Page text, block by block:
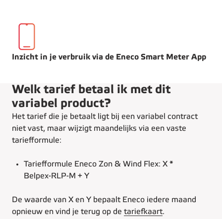
Inzicht in je verbruik via de Eneco Smart Meter App
Welk tarief betaal ik met dit
variabel product?
Het tarief die je betaalt ligt bij een variabel contract
niet vast, maar wijzigt maandelijks via een vaste
tariefformule:
Tariefformule Eneco Zon & Wind Flex: X *
Belpex-RLP-M + Y
De waarde van X en Y bepaalt Eneco iedere maand
opnieuw en vind je terug op de tariefkaart.